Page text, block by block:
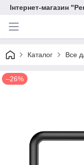
Інтернет-магазин
Каталог Все
–26%